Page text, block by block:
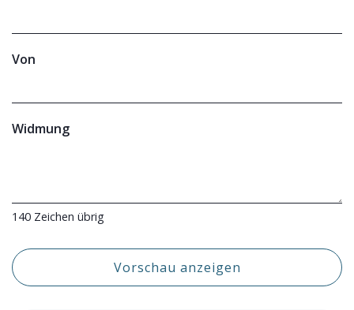
Von
Widmung
140 Zeichen übrig
Vorschau anzeigen